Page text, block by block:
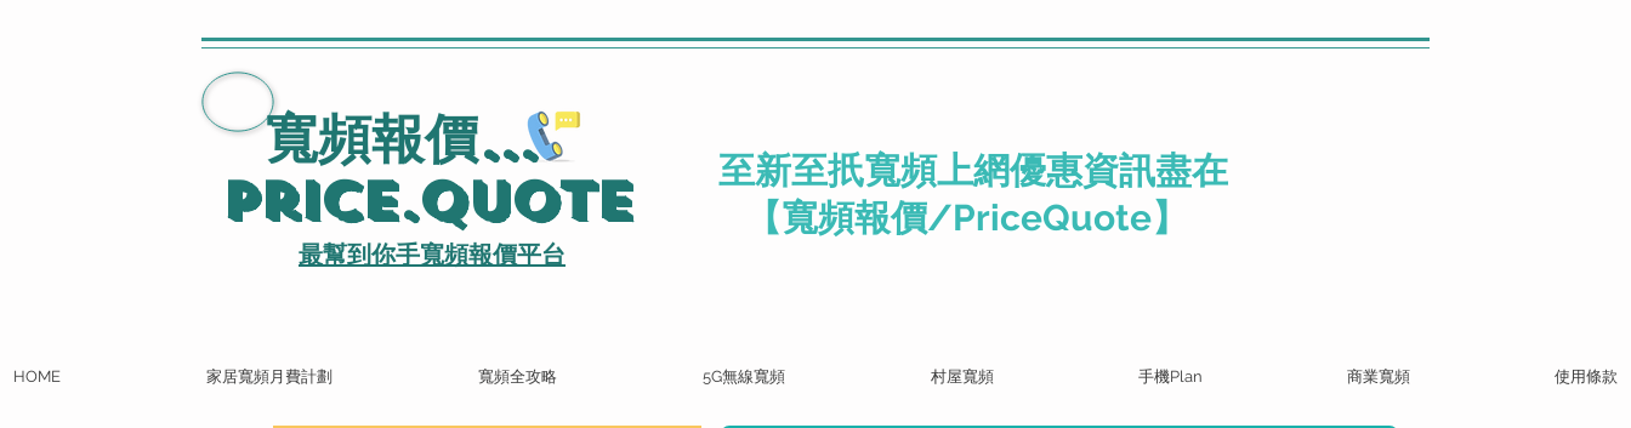
寬頻報價...
Price.Quote
最幫到你手寬頻報價平台
至新至扺寬頻上網優惠資訊盡在
【寬頻報價/PriceQuote】
HOME 家居寬頻月費計劃 寬頻全攻略 5G無線寬頻 村屋寬頻 手機Plan 商業寬頻 使用條款